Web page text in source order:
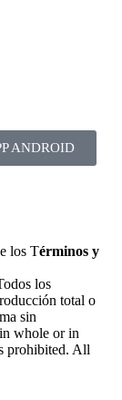
ANDROID
los Términos y
los
total o
sin
whole or in
prohibited. All